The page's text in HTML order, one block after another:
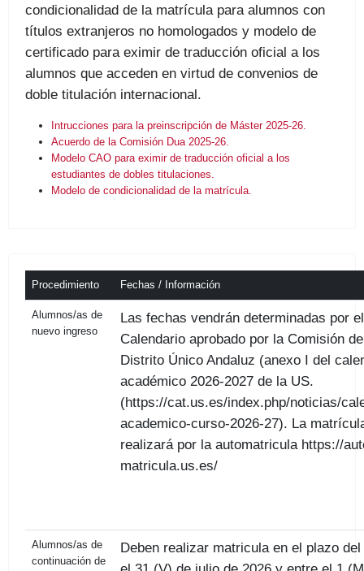
condicionalidad de la matrícula para alumnos con
títulos extranjeros no homologados y modelo de
certificado para eximir de traducción oficial a los
alumnos que acceden en virtud de convenios de
doble titulación internacional.
Intrucciones para la preinscripción de Máster 2025-26.
Acuerdo de la Comisión Dua 2025-26.
Modelo CAO para eximir de traducción oficial a los
estudiantes de dobles titulaciones.
Modelo de condicionalidad de la matrícula.
Procedimiento Fechas / Información
Alumnos/as de
nuevo ingreso
Las fechas vendrán determinadas por el
Calendario aprobado por la Comisión
Distrito Único Andaluz (anexo I del
académico 2026-2027 de la US.
(https://cat.us.es/index.php/noticias/
academico-curso-2026-27). La
realizará por la automatricula https://
matricula.us.es/
Alumnos/as de
continuación de
Deben realizar matricula en el plazo